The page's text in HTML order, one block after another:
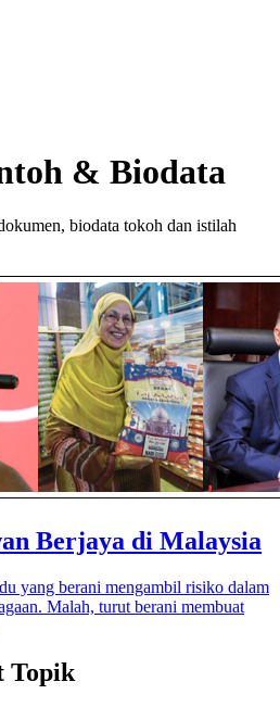
& Biodata
biodata tokoh dan istilah
Berjaya di Malaysia
yang berani mengambil risiko dalam
Malah, turut berani membuat
Topik